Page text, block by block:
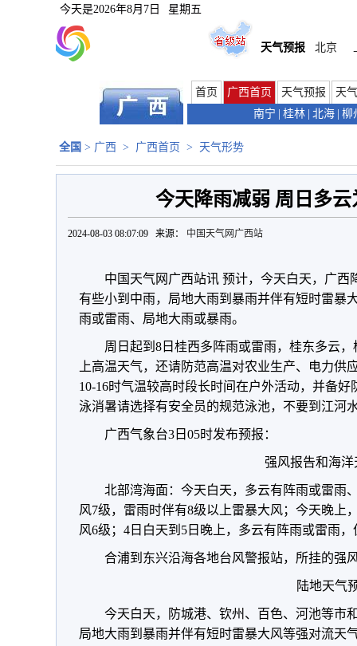
今天是2026年8月7日 星期五
天气预报 北京
首页 广西首页 天气预报
天
南宁
桂林 北海 柳
全国 > 广西 > 广西首页 > 天气形势
今天降雨减弱 周日多
2024-08-03 08:07:09 来源： 中国天气网广西站
中国天气网广西站讯 预计，今天白天，广
有些小到中雨，局地大雨到暴雨并伴有短时雷暴
雨或雷雨、局地大雨或暴雨。
周日起到8日桂西多阵雨或雷雨，桂东多云
上高温天气，还请防范高温对农业生产、电力供
10-16时气温较高时段长时间在户外活动，并备
泳消暑请选择有安全员的规范泳池，不要到江河
广西气象台3日05时发布预报：
强风报告和海洋
北部湾海面：今天白天，多云有阵雨或雷雨
风7级，雷雨时伴有8级以上雷暴大风；今天晚上
风6级；4日白天到5日晚上，多云有阵雨或雷雨
合浦到东兴沿海各地台风警报站，所挂的强
陆地天气
今天白天，防城港、钦州、百色、河池等市
局地大雨到暴雨并伴有短时雷暴大风等强对流天